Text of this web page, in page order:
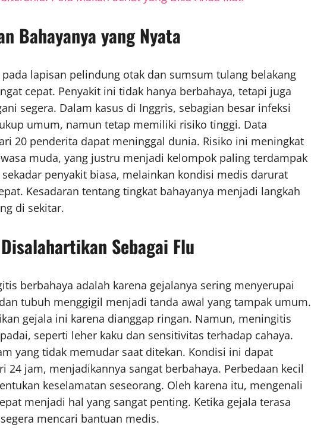
Bahayanya yang Nyata
lapisan pelindung otak dan sumsum tulang belakang
cepat. Penyakit ini tidak hanya berbahaya, tetapi juga
segera. Dalam kasus di Inggris, sebagian besar infeksi
umum, namun tetap memiliki risiko tinggi. Data
20 penderita dapat meninggal dunia. Risiko ini meningkat
muda, yang justru menjadi kelompok paling terdampak
penyakit biasa, melainkan kondisi medis darurat
Kesadaran tentang tingkat bahayanya menjadi langkah
di sekitar.
Sebagai Flu
berbahaya adalah karena gejalanya sering menyerupai
tubuh menggigil menjadi tanda awal yang tampak umum.
gejala ini karena dianggap ringan. Namun, meningitis
seperti leher kaku dan sensitivitas terhadap cahaya.
yang tidak memudar saat ditekan. Kondisi ini dapat
jam, menjadikannya sangat berbahaya. Perbedaan kecil
keselamatan seseorang. Oleh karena itu, mengenali
menjadi hal yang sangat penting. Ketika gejala terasa
mencari bantuan medis.